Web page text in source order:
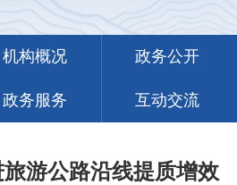
机构概况 政务公开
政务服务 互动交流
游公路沿线提质增效